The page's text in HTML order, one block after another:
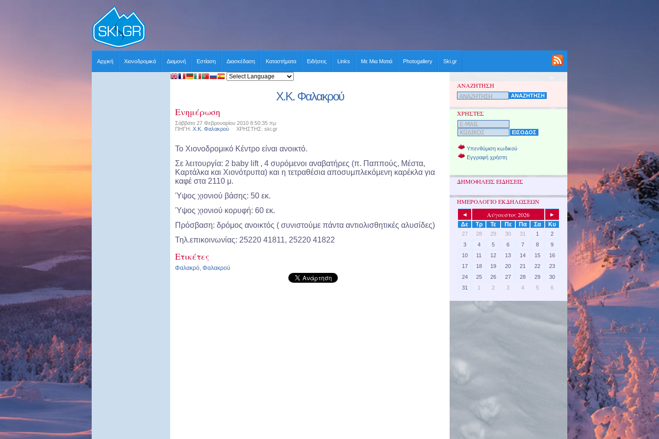
Αρχική Χιονοδρομικά Διαμονή Εστίαση Διασκέδαση Καταστήματα Ειδήσεις Links Με Μια Ματιά Photogallery Ski.gr
Χ.Κ. Φαλακρού
Ενημέρωση
Σάββατο 27 Φεβρουαρίου 2010 8:50:35 πμ
ΠΗΓΗ: Χ.Κ. Φαλακρού ΧΡΗΣΤΗΣ: ski.gr
Το Χιονοδρομικό Κέντρο είναι ανοικτό.
Σε λειτουργία: 2 baby lift , 4 συρόμενοι αναβατήρες (π. Παππούς, Μέστα,
Καρτάλκα και Χιονότρυπα) και η τετραθέσια αποσυμπλεκόμενη καρέκλα για
καφέ στα 2110 μ.
Ύψος χιονιού βάσης: 50 εκ.
Ύψος χιονιού κορυφή: 60 εκ.
Πρόσβαση: δρόμος ανοικτός ( συνιστούμε πάντα αντιολισθητικές αλυσίδες)
Τηλ.επικοινωνίας: 25220 41811, 25220 41822
Ετικέτες
Φαλακρό, Φαλακρού
ΑΝΑΖΗΤΗΣΗ
ΧΡΗΣΤΕΣ
Υπενθύμιση κωδικού
Εγγραφή χρήστη
ΔΗΜΟΦΙΛΕΙΣ ΕΙΔΗΣΕΙΣ
ΗΜΕΡΟΛΟΓΙΟ ΕΚΔΗΛΩΣΕΩΝ
◄ Αύγουστος 2026
►
Δε
Τρ Τε Πε Πα Σα Κυ
27 28 29 30 31 1
2
3
4 5 6 7 8
9
10
11 12 13 14 15
16
17
18 19 20 21 22
23
24
25 26 27 28 29
30
31
1 2 3 4 5 6